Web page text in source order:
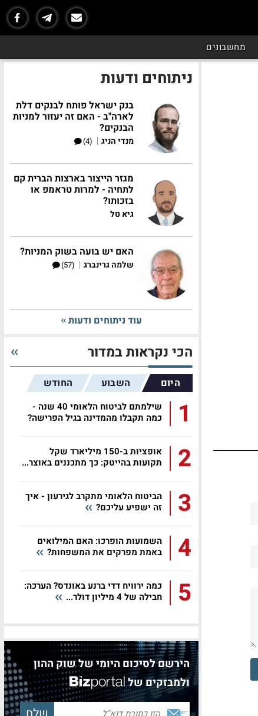
מחשבונים
ניתוחים ודעות
בנק ישראל פותח לבנקים דלת
לארה"ב - האם זה יעזור למניות
הבנקים?
מנדי הניג |
(4)
מגזר הייצור בארצות הברית קם
לתחיה - למרות טראמפ או
בזכותו?
גיא טל
האם יש בועה בשוק המניות?
שלמה גרינברג |
(57)
עוד ניתוחים ודעות
הכי נקראות במדור
היום השבוע החודש
1
שילמתם לביטוח הלאומי 40 שנה -
כמה תקבלו מהמדינה בגיל הפרישה?
2
אופציות ב-150 מיליארד שקל
תקועות בהייטק: כך מתכננים באוצר...
3
הביטוח הלאומי מתקרב לגירעון - איך
זה ישפיע עליכם?
4
השמועות הופרכו: האם המילואים
באמת מפרקים את המשפחות?
5
כמה ירוויח דדי ברנע באונדס? הערכה:
חבילה של 4 מיליון דולר...
הירשם לסיכום היומי של שוק ההון
ולמבזקים של